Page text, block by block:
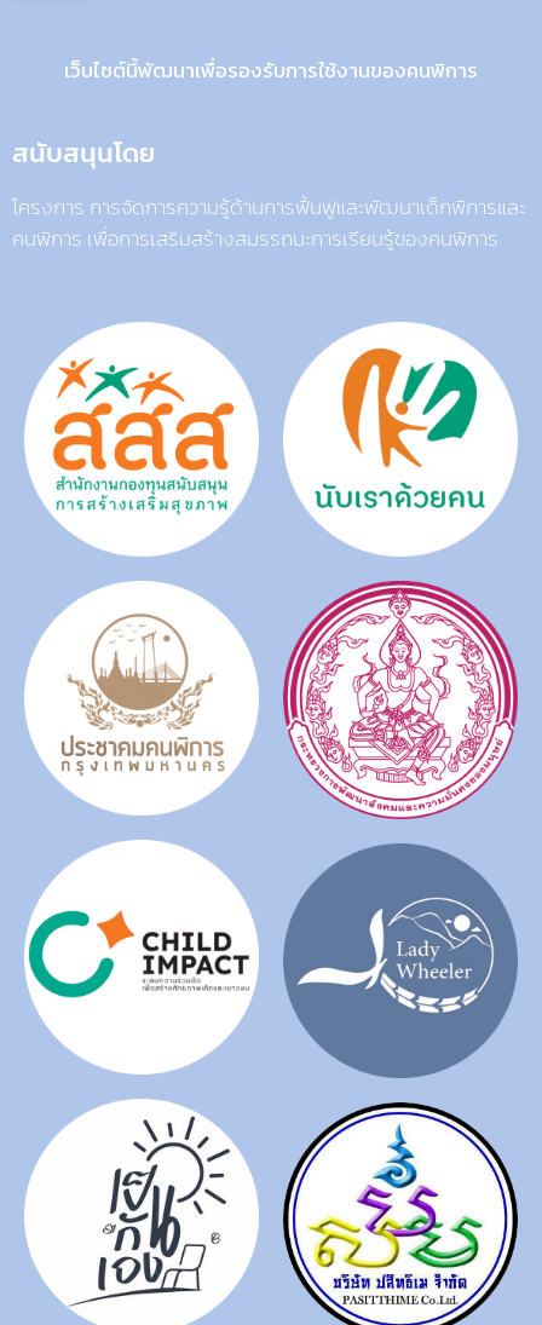
เว็บไซต์นี้พัฒนาเพื่อรองรับการใช้งานของคนพิการ
สนับสนุนโดย
โครงการ การจัดการความรู้ด้านการฟื้นฟูและพัฒนาเด็กพิการและ
คนพิการ เพื่อการเสริมสร้างสมรรถนะการเรียนรู้ของคนพิการ